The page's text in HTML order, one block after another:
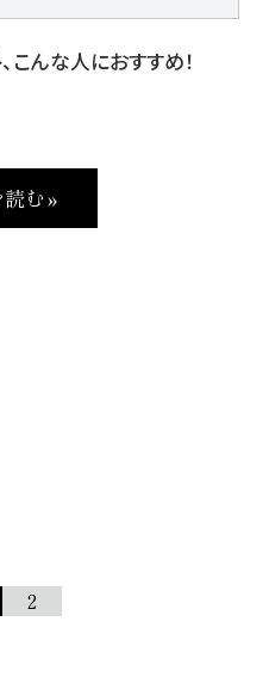
こんな人におすすめ！
む »
2